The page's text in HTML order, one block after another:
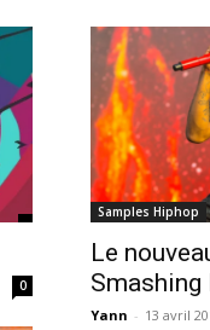
0
Samples Hiphop
Le
Smashing
Yann - 13 avril